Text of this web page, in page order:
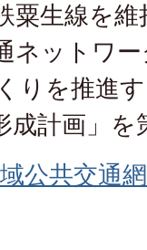
粟生線を
ネットワ
りを推進
成計画」
公共交通